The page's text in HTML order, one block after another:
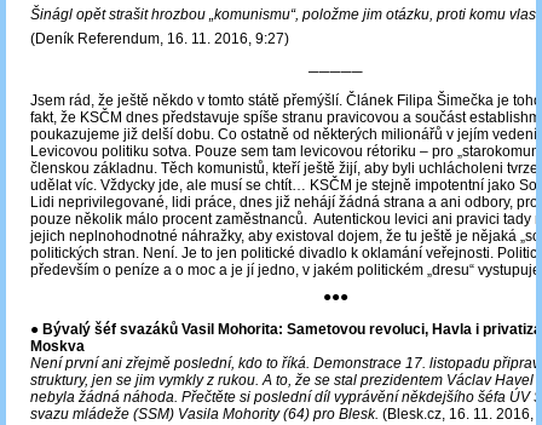
Šinágl opět strašit hrozbou „komunismu“, položme jim otázku, proti komu
(Deník Referendum, 16. 11. 2016, 9:27)
─────
Jsem rád, že ještě někdo v tomto státě přemýšlí. Článek Filipa Šimečka je
fakt, že KSČM dnes představuje spíše stranu pravicovou a součást
poukazujeme již delší dobu. Co ostatně od některých milionářů v jejím vedení
Levicovou politiku sotva. Pouze sem tam levicovou rétoriku ‒ pro
členskou základnu. Těch komunistů, kteří ještě žijí, aby byli uchlácholeni
udělat víc. Vždycky jde, ale musí se chtít… KSČM je stejně impotentní jako
Lidi neprivilegované, lidi práce, dnes již nehájí žádná strana a ani odbory,
pouze několik málo procent zaměstnanců. Autentickou levici ani pravici tady
jejich neplnohodnotné náhražky, aby existoval dojem, že tu ještě je nějaká
politických stran. Není. Je to jen politické divadlo k oklamání veřejnosti.
především o peníze a o moc a je jí jedno, v jakém politickém „dresu“
●●●
● Bývalý šéf svazáků Vasil Mohorita: Sametovou revoluci, Havla i
Moskva
Není první ani zřejmě poslední, kdo to říká. Demonstrace 17. listopadu
struktury, jen se jim vymkly z rukou. A to, že se stal prezidentem Václav Havel
nebyla žádná náhoda. Přečtěte si poslední díl vyprávění někdejšího šéfa ÚV
svazu mládeže (SSM) Vasila Mohority (64) pro Blesk. (Blesk.cz, 16. 11. 2016,